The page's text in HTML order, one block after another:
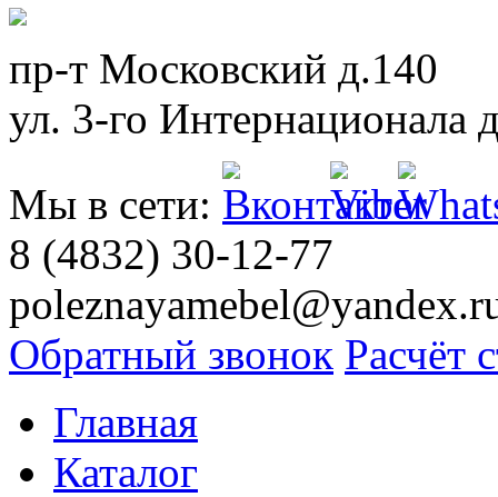
пр-т Московский д.140
ул. 3-го Интернационала
Мы в сети:
8 (4832) 30-12-77
Обратный звонок Расчёт
Главная
Каталог